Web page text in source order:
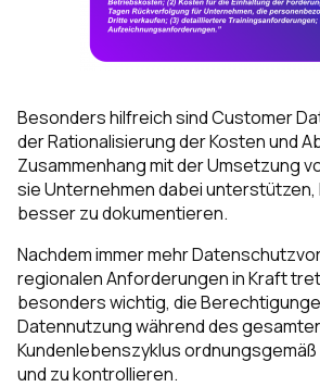
Besonders hilfreich sind Customer
der Rationalisierung der Kosten und
Zusammenhang mit der Umsetzung
sie Unternehmen dabei unterstützen,
besser zu dokumentieren.
Nachdem immer mehr
regionalen Anforderungen in Kraft
besonders wichtig, die
Datennutzung während des
Kundenlebenszyklus
und zu kontrollieren.